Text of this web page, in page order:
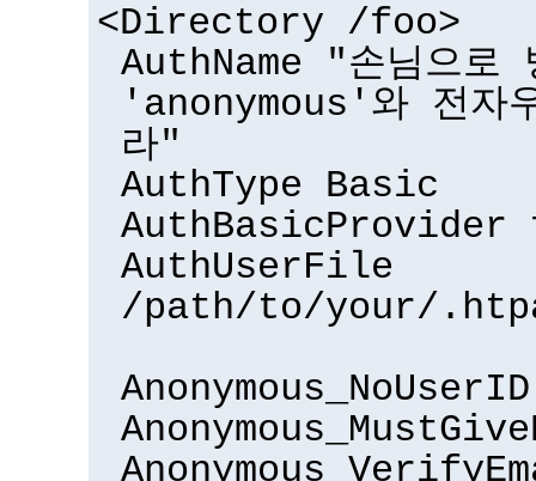
<Directory /foo>
AuthName "손님으로
'anonymous'와 전자
라"
AuthType Basic
AuthUserFile
/path/to/your/